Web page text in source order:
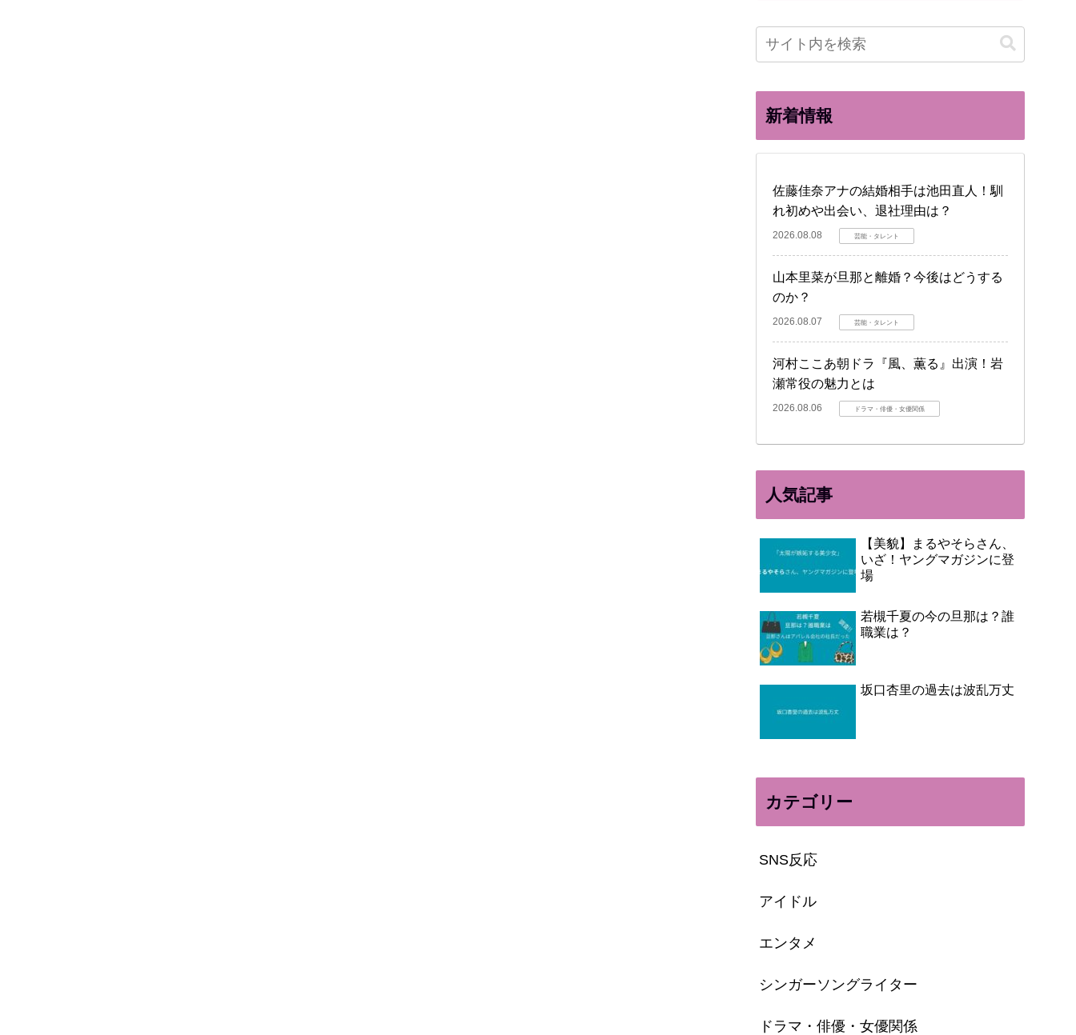
新着情報
佐藤佳奈アナの結婚相手は池田直人！馴
れ初めや出会い、退社理由は？
2026.08.08 芸能・タレント
山本里菜が旦那と離婚？今後はどうする
のか？
2026.08.07 芸能・タレント
河村ここあ朝ドラ『風、薫る』出演！岩
瀬常役の魅力とは
2026.08.06 ドラマ・俳優・女優関係
人気記事
【美貌】まるやそらさん、
いざ！ヤングマガジンに登
場
若槻千夏の今の旦那は？誰
職業は？
坂口杏里の過去は波乱万丈
カテゴリー
SNS反応
アイドル
エンタメ
シンガーソングライター
ドラマ・俳優・女優関係